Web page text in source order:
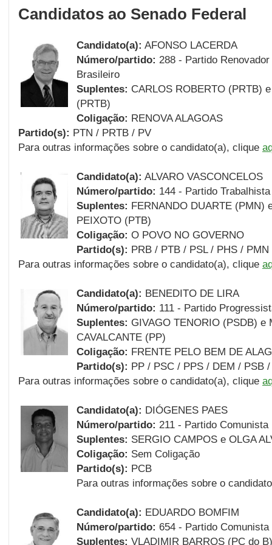
Candidatos ao Senado Federal
Candidato(a): AFONSO LACERDA
Número/partido: 288 - Partido
Brasileiro
Suplentes: CARLOS ROBERTO (PRTB)
(PRTB)
Coligação: RENOVA ALAGOAS
Partido(s): PTN / PRTB / PV
Para outras informações sobre o candidato(a), clique
Candidato(a): ALVARO VASCONCELOS
Número/partido: 144 - Partido
Suplentes: FERNANDO DUARTE (PMN)
PEIXOTO (PTB)
Coligação: O POVO NO GOVERNO
Partido(s): PRB / PTB / PSL / PHS / PMN
Para outras informações sobre o candidato(a), clique
Candidato(a): BENEDITO DE LIRA
Número/partido: 111 - Partido
Suplentes: GIVAGO TENORIO (PSDB) e
CAVALCANTE (PP)
Coligação: FRENTE PELO BEM DE
Partido(s): PP / PSC / PPS / DEM / PSB
Para outras informações sobre o candidato(a), clique
Candidato(a): DIÓGENES PAES
Número/partido: 211 - Partido Comunista
Suplentes: SERGIO CAMPOS e OLGA
Coligação: Sem Coligação
Partido(s): PCB
Para outras informações sobre o
Candidato(a): EDUARDO BOMFIM
Número/partido: 654 - Partido
Suplentes: VLADIMIR BARROS (PC do